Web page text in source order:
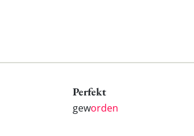
Perfekt
geworden